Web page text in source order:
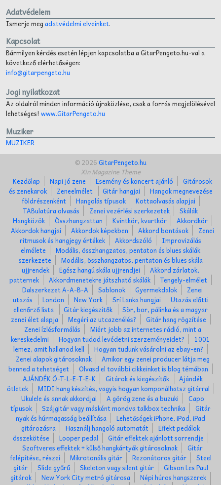
Adatvédelem
Ismerje megadatvédelmi elveinket.
Kapcsolat
Bármilyen kérdés esetén lépjen kapcsolatba a GitarPengeto.hu-val a
következő elérhetőségen:
info@gitarpengeto.hu
Jogi nyilatkozat
Az oldalról minden információ újraközlése, csak a forrás megjelölésével
lehetséges! www.GitarPengeto.hu
Muziker
MUZIKER
© 2026GitarPengeto.hu
Xin Magazine Theme
Kezdőlap
Napi jó zene Esemény és koncert ajánló
Gitárosok
és zenekarok
Zeneelmélet Gitár hangjai
Hangok megnevezése
földrészenként
Hangolás típusok
Kottaolvasás alapjai
TABulatúra olvasás
Zenei vezérlési szerkezetek
Skálák
Hangközök
Összhangzattan Kvintkör, kvartkör
Akkordkör
Akkordok hangjai
Akkordok képekben Akkord bontások
Zenei
ritmusok és hangjegy értékek
Akkordszóló
Improvizálás
elmélete
Modális, összhangzatos, pentaton és blues skálák
szerkezete
Modális, összhangzatos, pentaton és blues skála
ujjrendek
Egész hangú skála ujjrendjei
Akkord zárlatok,
patternek
Akkordmenetekre játszható skálák
Tengely-elmélet
Dalszerkezet A-A-B-A
Sablonok Gyermekdalok
Zenei
utazás
London New York Srí Lanka hangjai
Utazás előtti
ellenőrző lista
Gitár kiegészítők
Sör, bor, pálinka és a magyar
zenei élet alapja
Megéri az utcazenélés?
Gitár hang rögzítése
Zenei ízlésformálás
Miért jobb az internetes rádió, mint a
kereskedelmi
Hogyan tudod levédetni szerzeményeidet?
1001
lemez, amit hallanod kell
Hogyan tudunk vásárolni az ebay-en?
Zenei alapok gitárosoknak
Amikor egy zenei producer látja meg
benned a tehetséget
Olvasd el további cikkeinket is blog témában
AJÁNDÉK Ö-T-L-E-T-E-K
Gitárok és kiegészítők
Ajándék
ötletek
MIDI hang készítés, vagyis hogyan komponálhatsz gitárral
Ukulele és annak akkordjai
A görög zene és a buzuki
Capo
típusok
Szájgitár vagy másként mondva talkbox technika
Gitár
nyak és húrmagasság beállítása
Lehetőségek iPhone, iPod, iPad
gitározásra
Használj hangoló automatát
Effekt pedálok
összekötése
Looper pedal
Gitár effektek ajánlott sorrendje
Szoftveres effektek + külső hangkártyák gitárosoknak
Gitár
felépítése, részei
Mikrotonális gitár Rezonátoros gitár
Steel
gitár
Slide gyűrű Skeleton vagy silent gitár
Gibson Les Paul
gitárok
New York City metró gitárosa
Népi húros hangszerek